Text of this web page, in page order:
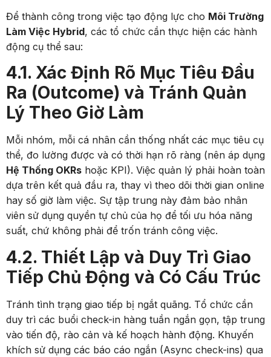
Để thành công trong việc tạo động lực cho Môi Trường
Làm Việc Hybrid, các tổ chức cần thực hiện các hành
động cụ thể sau:
4.1. Xác Định Rõ Mục Tiêu Đầu
Ra (Outcome) và Tránh Quản
Lý Theo Giờ Làm
Mỗi nhóm, mỗi cá nhân cần thống nhất các mục tiêu cụ
thể, đo lường được và có thời hạn rõ ràng (nên áp dụng
Hệ Thống OKRs hoặc KPI). Việc quản lý phải hoàn toàn
dựa trên kết quả đầu ra, thay vì theo dõi thời gian online
hay số giờ làm việc. Sự tập trung này đảm bảo nhân
viên sử dụng quyền tự chủ của họ để tối ưu hóa năng
suất, chứ không phải để trốn tránh công việc.
4.2. Thiết Lập và Duy Trì Giao
Tiếp Chủ Động và Có Cấu Trúc
Tránh tình trạng giao tiếp bị ngắt quãng. Tổ chức cần
duy trì các buổi check-in hàng tuần ngắn gọn, tập trung
vào tiến độ, rào cản và kế hoạch hành động. Khuyến
khích sử dụng các báo cáo ngắn (Async check-ins) qua